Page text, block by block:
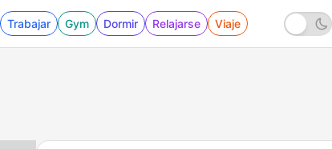
Trabajar Gym Dormir Relajarse Viaje